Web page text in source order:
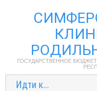
ГОСУДАРСТВЕННОЕ
Идти к...